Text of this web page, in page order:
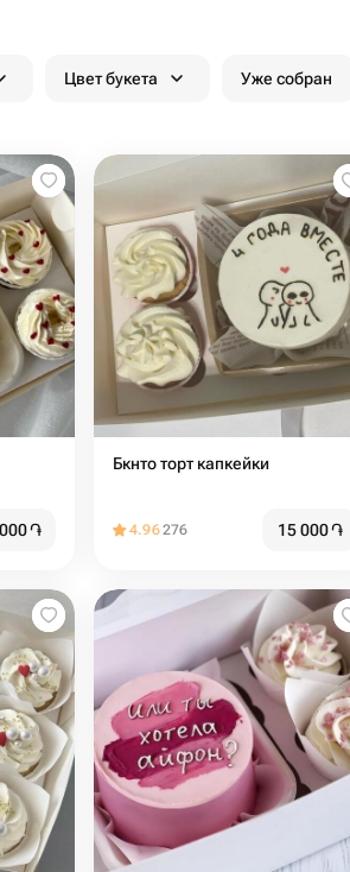
Цвет букета Уже собран
֏
Бкнто торт капкейки
4.96276 15 000֏